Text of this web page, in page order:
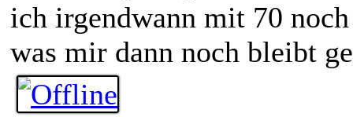
ich irgendwann mit 70
was mir dann noch bleibt